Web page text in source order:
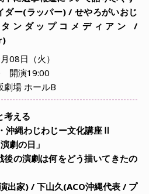
ダー(ラッパー) / せやろがいおじ
ンダップコメディアン /
08日（火）
開演19:00
劇場 ホールB
考える
沖縄わじわじー文化講座Ⅱ
劇の日」
後の演劇は何をどう描いてきたの
出家) / 下山久(ACO沖縄代表 / プ